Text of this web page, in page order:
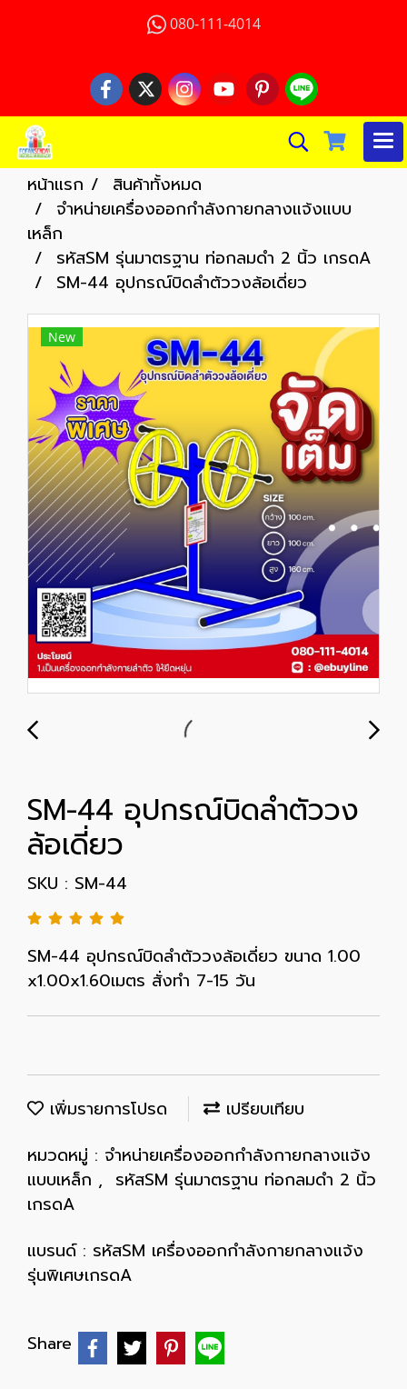
080-111-4014
หน้าแรก
สินค้าทั้งหมด
จำหน่ายเครื่องออกกำลังกายกลางแจ้งแบบ
เหล็ก
รหัสSM รุ่นมาตรฐาน ท่อกลมดำ 2 นิ้ว เกรดA
SM-44 อุปกรณ์บิดลำตัววงล้อเดี่ยว
New
SM-44 อุปกรณ์บิดลำตัววง
ล้อเดี่ยว
SKU : SM-44
SM-44 อุปกรณ์บิดลำตัววงล้อเดี่ยว ขนาด 1.00
x1.00x1.60เมตร สั่งทำ 7-15 วัน
เพิ่มรายการโปรด
เปรียบเทียบ
หมวดหมู่ : จำหน่ายเครื่องออกกำลังกายกลางแจ้ง
แบบเหล็ก , รหัสSM รุ่นมาตรฐาน ท่อกลมดำ 2 นิ้ว
เกรดA
แบรนด์ : รหัสSM เครื่องออกกำลังกายกลางแจ้ง
รุ่นพิเศษเกรดA
Share